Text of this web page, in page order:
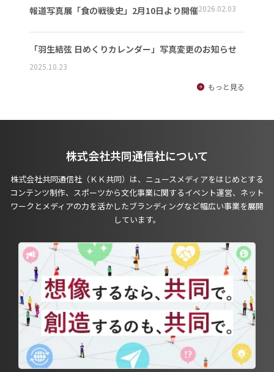
報道写真展「食の戦後史」2月10日より開催2026.02.03
「羽生結弦 日めくりカレンダー」写真変更のお知らせ
2025.10.23
もっと見る
株式会社共同通信社について
株式会社共同通信社（ＫＫ共同）は、ニュースメディアをはじめとする
コンテンツ制作、スポーツから文化事業に関するイベント運営、ネット
ワークとメディアの力を活かしたブランディングなど幅広い事業を展開
しています。